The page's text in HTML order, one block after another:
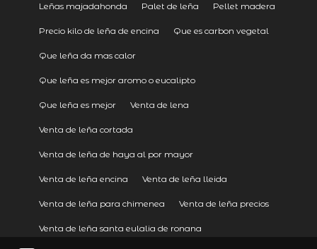
Leñas majadahonda Palet de leña Pellet madera
Precio kilo de leña de encina Que es carbon vegetal
Que leña da mas calor
Que leña es mejor aromo o eucalipto
Que leña es mejor Venta de lena
Venta de leña cortada
Venta de leña de haya al por mayor
Venta de leña encina Venta de leña lleida
Venta de leña para chimenea Venta de leña precios
Venta de leña santa eulalia de ronana